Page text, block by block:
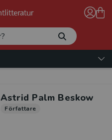
Astrid Palm Beskow
Författare